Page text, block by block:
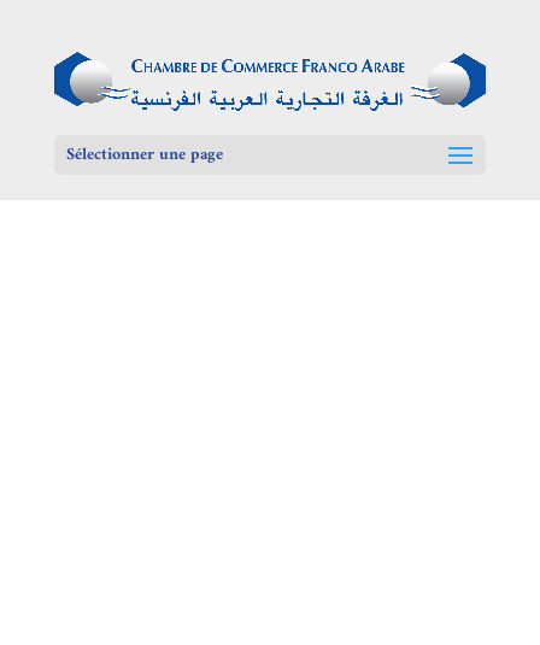
Sélectionner une page